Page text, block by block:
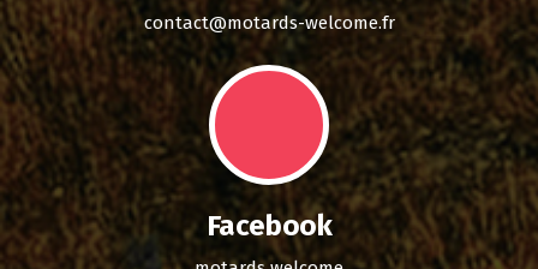
contact@motards-welcome.fr
Facebook